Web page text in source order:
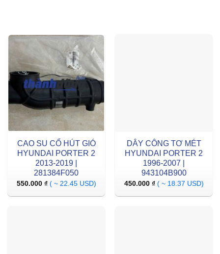
CAO SU CỔ HÚT GIÓ
HYUNDAI PORTER 2
2013-2019 |
281384F050
550.000 ₫ ( ~ 22.45 USD)
DÂY CÔNG TƠ MÉT
HYUNDAI PORTER 2
1996-2007 |
943104B900
450.000 ₫ ( ~ 18.37 USD)